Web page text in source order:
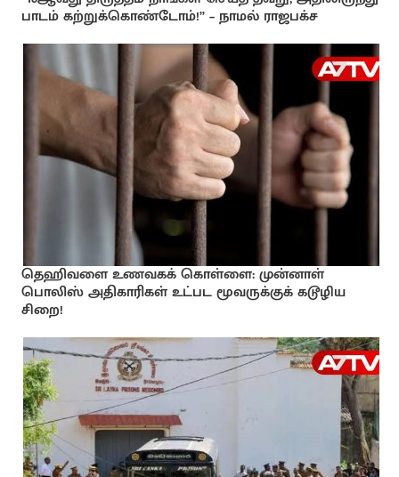
பாடம் கற்றுக்கொண்டோம்!” – நாமல் ராஜபக்ச
தெஹிவளை உணவகக் கொள்ளை: முன்னாள்
பொலிஸ் அதிகாரிகள் உட்பட மூவருக்குக் கடூழிய
சிறை!